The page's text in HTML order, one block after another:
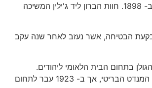
הכפרים ג'ילין וסאחם ג'ולן; רובם גורשו ב- 1898. חוות הברון ליד ג'ילין המשיכה
בבקעת הבטיחה, אשר נעזב לאחר שנה עקב
בתחום הבית הלאומי ליהודים.
בהסכם משנת 1920 נכלל הגולן בתחום המנדט הבריטי, אך ב- 1923 עבר לתחום